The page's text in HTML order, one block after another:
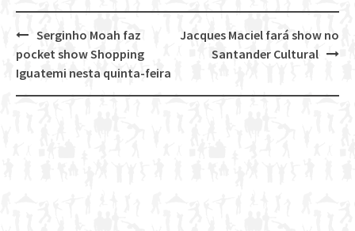
Post
navigation
Jacques Maciel fará show no
Santander Cultural
Serginho Moah faz
pocket show Shopping
Iguatemi nesta quinta-feira